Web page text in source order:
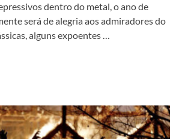
dentro do metal, o ano de
será de alegria aos admiradores do
alguns expoentes …